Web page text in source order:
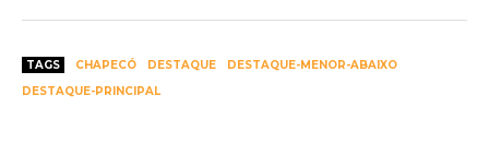
TAGS CHAPECÓ DESTAQUE
DESTAQUE-MENOR-ABAIXO
DESTAQUE-PRINCIPAL